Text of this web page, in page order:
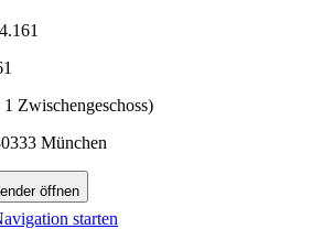
Zwischengeschoss)
München
öffnen
starten